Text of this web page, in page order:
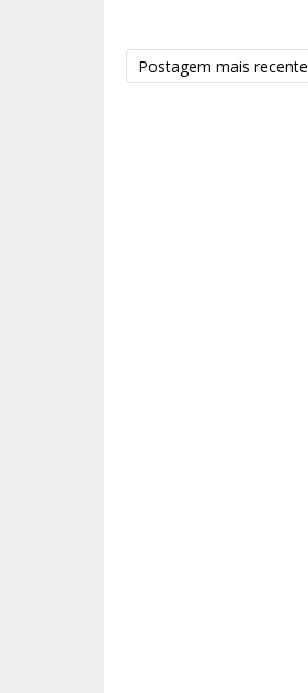
Postagem mais recente